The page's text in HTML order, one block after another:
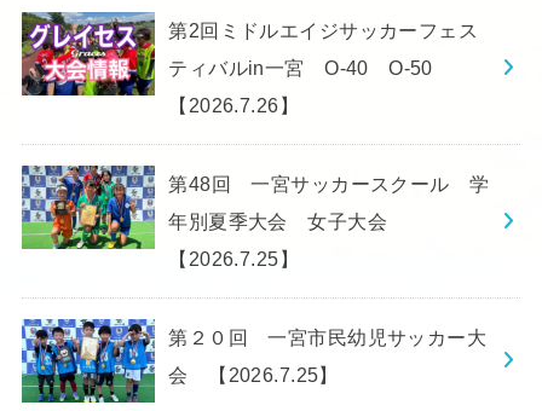
第2回ミドルエイジサッカーフェス
ティバルin一宮 O-40 O-50
【2026.7.26】
第48回 一宮サッカースクール 学
年別夏季大会 女子大会
【2026.7.25】
第２０回 一宮市民幼児サッカー大
会 【2026.7.25】